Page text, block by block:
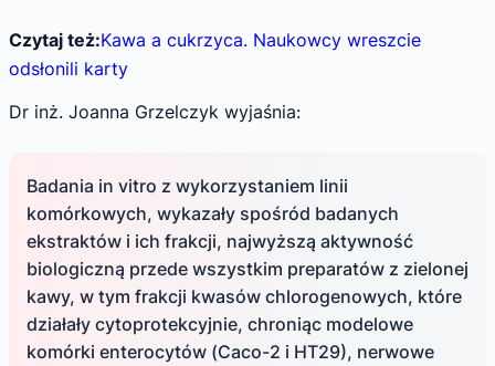
Czytaj też:Kawa a cukrzyca. Naukowcy wreszcie
odsłonili karty
Dr inż. Joanna Grzelczyk wyjaśnia:
Badania in vitro z wykorzystaniem linii
komórkowych, wykazały spośród badanych
ekstraktów i ich frakcji, najwyższą aktywność
biologiczną przede wszystkim preparatów z zielonej
kawy, w tym frakcji kwasów chlorogenowych, które
działały cytoprotekcyjnie, chroniąc modelowe
komórki enterocytów (Caco-2 i HT29), nerwowe